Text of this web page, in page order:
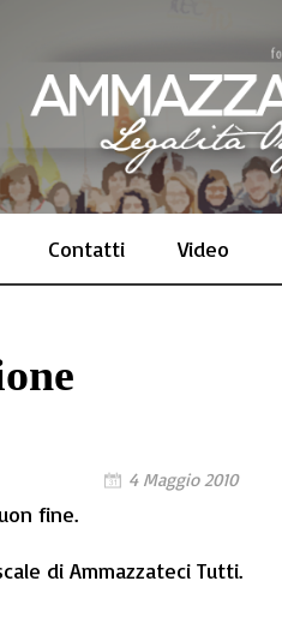
Contatti Video
4 Maggio 2010
fine.
di Ammazzateci Tutti.